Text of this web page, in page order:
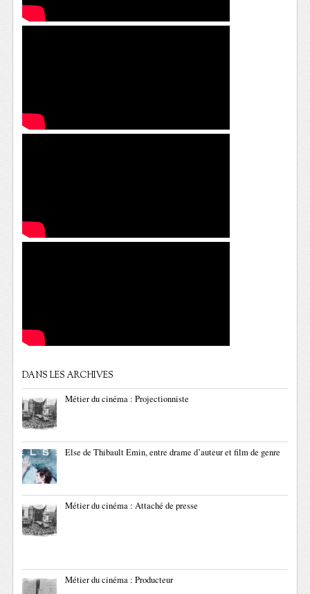
DANS LES ARCHIVES
Métier du cinéma : Projectionniste
Else de Thibault Emin, entre drame d’auteur et film de genre
Métier du cinéma : Attaché de presse
Métier du cinéma : Producteur